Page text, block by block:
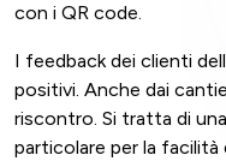
con i QR code.
I feedback dei clienti
positivi. Anche dai
riscontro. Si tratta di
particolare per la